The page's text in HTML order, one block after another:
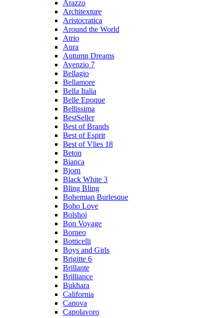
Arazzo
Architexture
Aristocratica
Around the World
Atrio
Aura
Autumn Dreams
Avenzio 7
Bellagio
Bellamore
Bella Italia
Belle Epoque
Bellissima
BestSeller
Best of Brands
Best of Esprit
Best of Vlies 18
Beton
Bianca
Bjorn
Black White 3
Bling Bling
Bohemian Burlesque
Boho Love
Bolshoi
Bon Voyage
Borneo
Botticelli
Boys and Girls
Brigitte 6
Brillante
Brilliance
Bukhara
California
Canova
Capolavoro